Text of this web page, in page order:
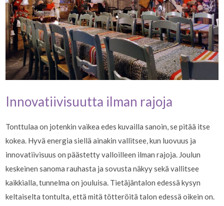
Innovatiivisuutta ilman rajoja
Tonttulaa on jotenkin vaikea edes kuvailla sanoin, se pitää itse
kokea. Hyvä energia siellä ainakin vallitsee, kun luovuus ja
innovatiivisuus on päästetty valloilleen ilman rajoja. Joulun
keskeinen sanoma rauhasta ja sovusta näkyy sekä vallitsee
kaikkialla, tunnelma on jouluisa. Tietäjäntalon edessä kysyn
keltaiselta tontulta, että mitä tötteröitä talon edessä oikein on.